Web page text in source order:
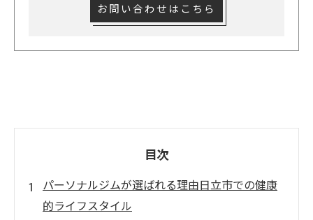
お問い合わせはこちら
目次
パーソナルジムが選ばれる理由日立市での健康
的ライフスタイル